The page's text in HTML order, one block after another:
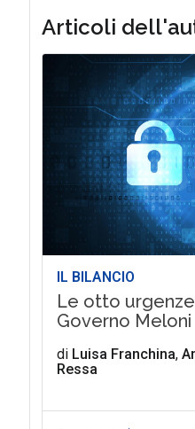
Articoli
IL BILANCIO
Le otto
Governo Meloni
di Luisa Franchina,
Ressa